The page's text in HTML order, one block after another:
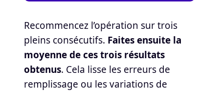
Recommencez l’opération sur trois
pleins consécutifs. Faites ensuite la
moyenne de ces trois résultats
obtenus. Cela lisse les erreurs de
remplissage ou les variations de